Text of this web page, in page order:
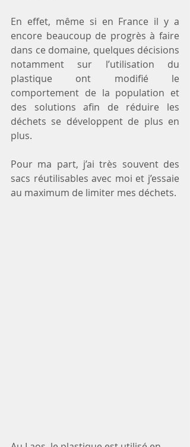
En effet, même si en France il y a
encore beaucoup de progrès à faire
dans ce domaine, quelques décisions
notamment sur l’utilisation du
plastique ont modifié le
comportement de la population et
des solutions afin de réduire les
déchets se développent de plus en
plus.
Pour ma part, j’ai très souvent des
sacs réutilisables avec moi et j’essaie